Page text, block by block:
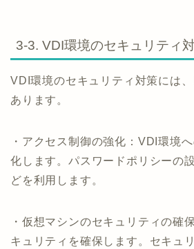
3-3. VDI環境のセキュリティ
VDI環境のセキュリティ対策には
あります。
・アクセス制御の強化：VDI環境
化します。パスワードポリシーの
どを利用します。
・仮想マシンのセキュリティの確
キュリティを確保します。セキュ